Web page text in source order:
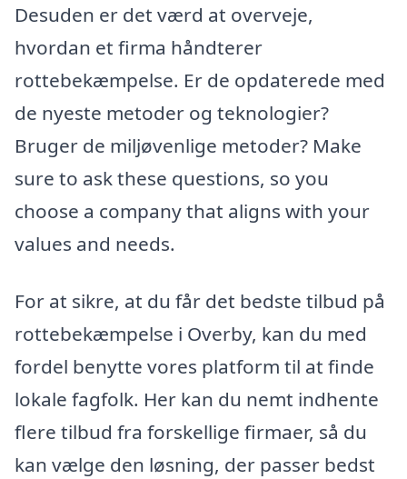
Desuden er det værd at overveje,
hvordan et firma håndterer
rottebekæmpelse. Er de opdaterede med
de nyeste metoder og teknologier?
Bruger de miljøvenlige metoder? Make
sure to ask these questions, so you
choose a company that aligns with your
values and needs.
For at sikre, at du får det bedste tilbud på
rottebekæmpelse i Overby, kan du med
fordel benytte vores platform til at finde
lokale fagfolk. Her kan du nemt indhente
flere tilbud fra forskellige firmaer, så du
kan vælge den løsning, der passer bedst